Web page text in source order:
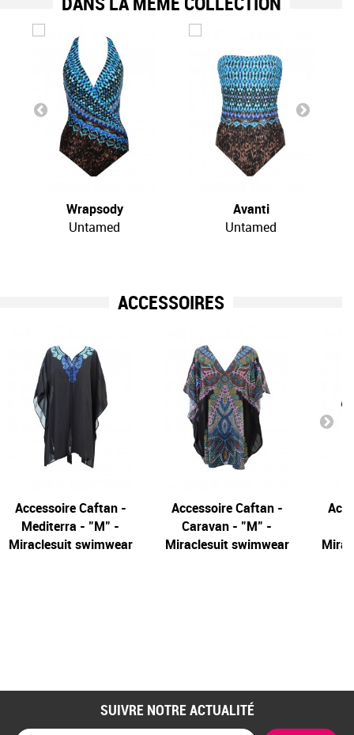
Wrapsody
Untamed
Avanti
Untamed
ACCESSOIRES
Accessoire Caftan -
Mediterra - "M" -
Miraclesuit swimwear
Accessoire Caftan -
Caravan - "M" -
Miraclesuit swimwear
SUIVRE NOTRE ACTUALITÉ